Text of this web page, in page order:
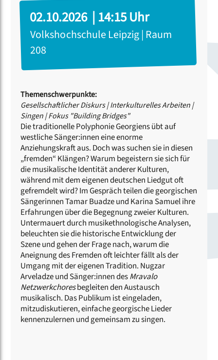
02.10.2026 | 14:15 Uhr
Volkshochschule Leipzig | Raum
208
Themenschwerpunkte:
Gesellschaftlicher Diskurs|Interkulturelles Arbeiten|
Singen|Fokus "Building Bridges"
Die traditionelle Polyphonie Georgiens übt auf
westliche Sänger:innen eine enorme
Anziehungskraft aus. Doch was suchen sie in diesen
„fremden“ Klängen? Warum begeistern sie sich für
die musikalische Identität anderer Kulturen,
während mit dem eigenen deutschen Liedgut oft
gefremdelt wird? Im Gespräch teilen die georgischen
Sängerinnen Tamar Buadze und Karina Samuel ihre
Erfahrungen über die Begegnung zweier Kulturen.
Untermauert durch musikethnologische Analysen,
beleuchten sie die historische Entwicklung der
Szene und gehen der Frage nach, warum die
Aneignung des Fremden oft leichter fällt als der
Umgang mit der eigenen Tradition. Nugzar
Arveladze und Sänger:innen desMravalo
Netzwerkchoresbegleiten den Austausch
musikalisch. Das Publikum ist eingeladen,
mitzudiskutieren, einfache georgische Lieder
kennenzulernen und gemeinsam zu singen.